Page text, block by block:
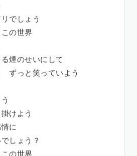
でしょう
の世界
煙のせいにして
ずっと笑っていよう
けよう
に
しょう？